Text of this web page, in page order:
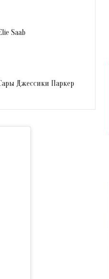
Saab
Джессики Паркер